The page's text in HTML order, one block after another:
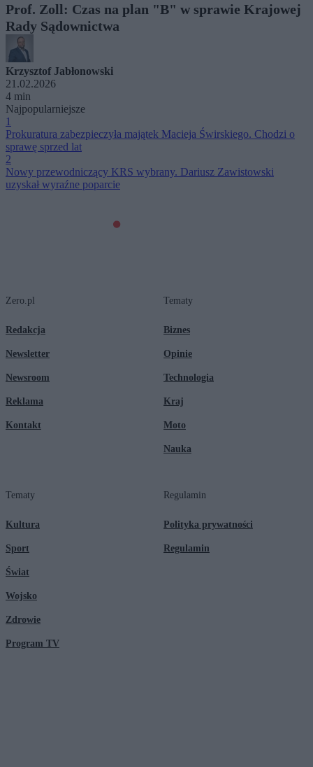
Prof. Zoll: Czas na plan "B" w sprawie Krajowej
Rady Sądownictwa
Krzysztof Jabłonowski
21.02.2026
4 min
Najpopularniejsze
1
Prokuratura zabezpieczyła majątek Macieja Świrskiego. Chodzi o
sprawę sprzed lat
2
Nowy przewodniczący KRS wybrany. Dariusz Zawistowski
uzyskał wyraźne poparcie
Zero.pl
Redakcja
Newsletter
Newsroom
Reklama
Kontakt
Tematy
Biznes
Opinie
Technologia
Kraj
Moto
Nauka
Tematy
Kultura
Sport
Świat
Wojsko
Zdrowie
Program TV
Regulamin
Polityka prywatności
Regulamin